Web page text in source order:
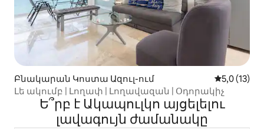
Բնակարան Կոստա Ազուլ-ում Միջին
5,0 (13)
Լե ակումբ | Լողափ | Լողավազան | Օդորակիչ
Ե՞րբ է Ակապուլկո այցելելու
լավագույն ժամանակը